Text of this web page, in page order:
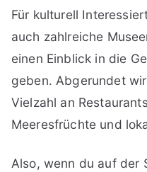
Für kulturell
auch zahlreiche
einen Einblick in die
geben. Abgerundet
Vielzahl an
Meeresfrüchte und
Also, wenn du auf der